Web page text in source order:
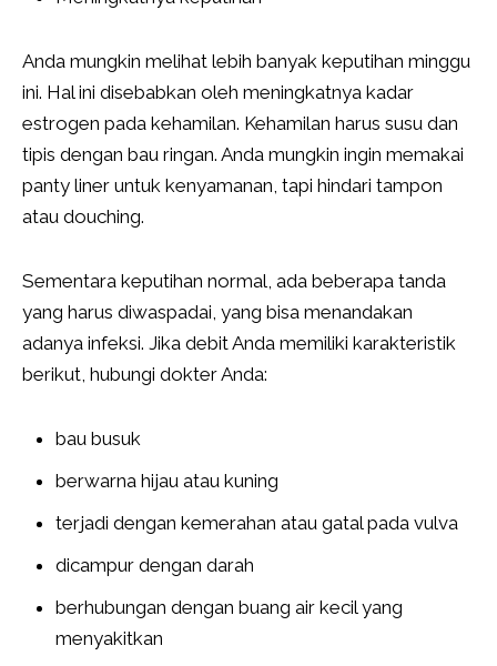
Anda mungkin melihat lebih banyak keputihan minggu
ini. Hal ini disebabkan oleh meningkatnya kadar
estrogen pada kehamilan. Kehamilan harus susu dan
tipis dengan bau ringan. Anda mungkin ingin memakai
panty liner untuk kenyamanan, tapi hindari tampon
atau douching.
Sementara keputihan normal, ada beberapa tanda
yang harus diwaspadai, yang bisa menandakan
adanya infeksi. Jika debit Anda memiliki karakteristik
berikut, hubungi dokter Anda:
bau busuk
berwarna hijau atau kuning
terjadi dengan kemerahan atau gatal pada vulva
dicampur dengan darah
berhubungan dengan buang air kecil yang
menyakitkan